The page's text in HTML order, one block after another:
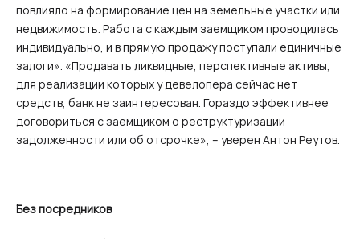
повлияло на формирование цен на земельные участки или
недвижимость. Работа с каждым заемщиком проводилась
индивидуально, и в прямую продажу поступали единичные
залоги». «Продавать ликвидные, перспективные активы,
для реализации которых у девелопера сейчас нет
средств, банк не заинтересован. Гораздо эффективнее
договориться с заемщиком о реструктуризации
задолженности или об отсрочке», – уверен Антон Реутов.
Без посредников